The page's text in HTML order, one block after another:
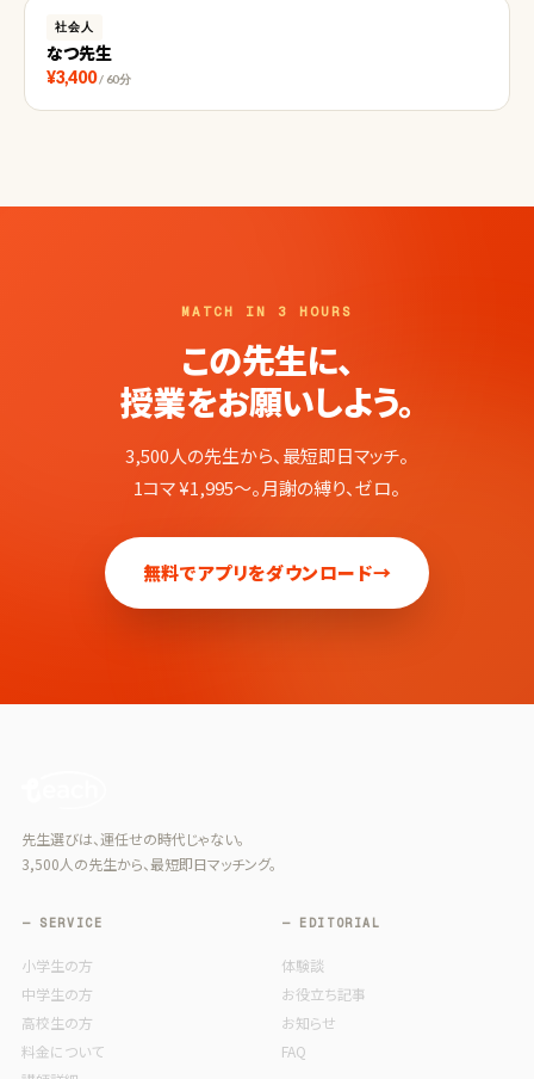
社会人
なつ先生
¥3,400 / 60分
MATCH IN 3 HOURS
この先生に、
授業をお願いしよう。
3,500人の先生から、最短即日マッチ。
1コマ ¥1,995〜。月謝の縛り、ゼロ。
無料でアプリをダウンロード→
先生選びは、運任せの時代じゃない。
3,500人の先生から、最短即日マッチング。
— SERVICE
小学生の方
中学生の方
高校生の方
料金について
— EDITORIAL
体験談
お役立ち記事
お知らせ
FAQ